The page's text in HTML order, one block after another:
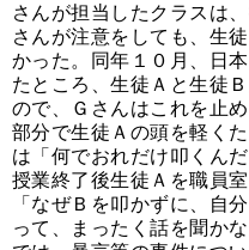
さんが担当したクラスは
さんが注意をしても、生
かった。同年１０月、日
たところ、生徒Ａと生徒
ので、Ｇさんはこれを止
部分で生徒Ａの頭を軽く
は「何でおれだけ叩くん
授業終了後生徒Ａを職員
「なぜＢを叩かずに、自
って、まったく話を聞か